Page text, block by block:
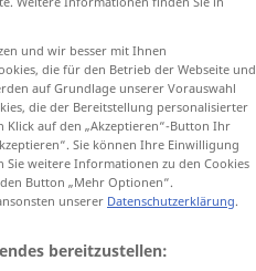
und wir besser mit Ihnen
die für den Betrieb der Webseite und
auf Grundlage unserer Vorauswahl
die der Bereitstellung personalisierter
auf den „Akzeptieren“-Button Ihr
Sie können Ihre Einwilligung
weitere Informationen zu den Cookies
Button „Mehr Optionen“.
unserer Datenschutzerklärung.
bereitzustellen: